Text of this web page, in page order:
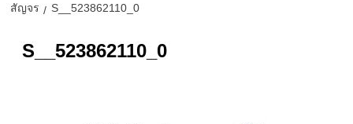
สัญจร
S__523862110_0
S__523862110_0